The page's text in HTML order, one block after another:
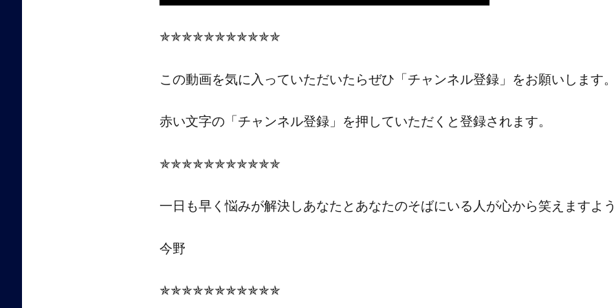
✯✯✯✯✯✯✯✯✯✯✯
この動画を気に入っていただいたらぜひ「チャンネル登録」をお願いします。
赤い文字の「チャンネル登録」を押していただくと登録されます。
✯✯✯✯✯✯✯✯✯✯✯
一日も早く悩みが解決しあなたとあなたのそばにいる人が心から笑えますよ
今野
✯✯✯✯✯✯✯✯✯✯✯